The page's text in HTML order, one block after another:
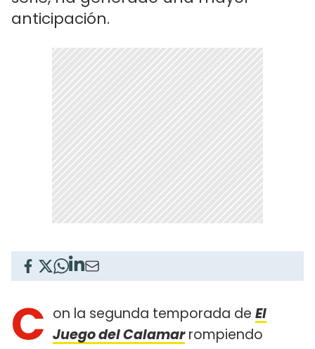
anticipación.
C on la segunda temporada de El
Juego del Calamarrompiendo